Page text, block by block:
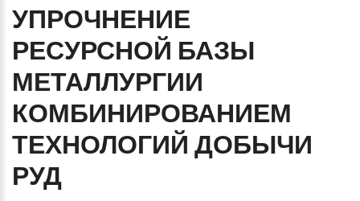
УПРОЧНЕНИЕ
РЕСУРСНОЙ БАЗЫ
МЕТАЛЛУРГИИ
КОМБИНИРОВАНИЕМ
ТЕХНОЛОГИЙ ДОБЫЧИ
РУД